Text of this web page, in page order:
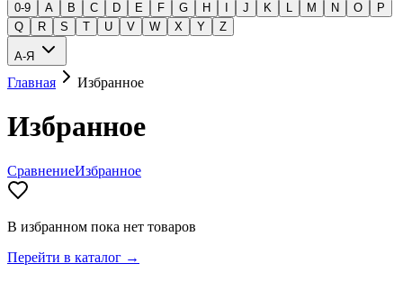
0-9
A B C D E F G H J K L M N O
P
Q
R S T U V W X Y Z
А-Я
Главная Избранное
Избранное
СравнениеИзбранное
В избранном пока нет товаров
Перейти в каталог →